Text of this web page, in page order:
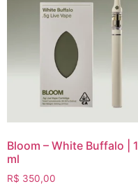
Bloom – White Buffalo | 1
ml
R$ 350,00